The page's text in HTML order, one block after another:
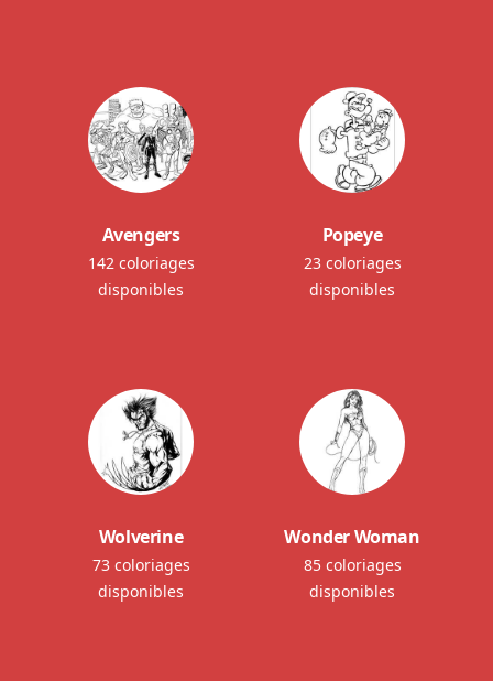
Avengers
142 coloriages
disponibles
Popeye
23 coloriages
disponibles
Wolverine
73 coloriages
disponibles
Wonder Woman
85 coloriages
disponibles